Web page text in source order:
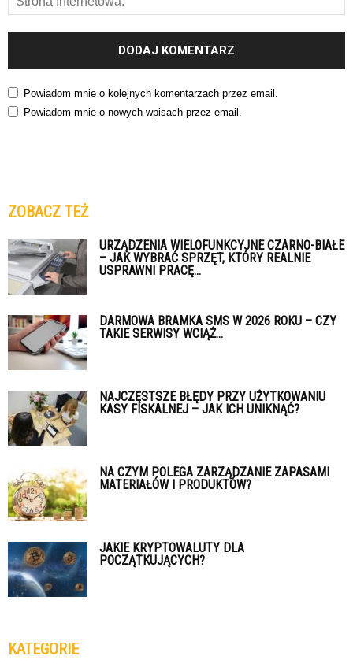
Powiadom mnie o kolejnych komentarzach przez email.
Powiadom mnie o nowych wpisach przez email.
ZOBACZ TEŻ
URZĄDZENIA WIELOFUNKCYJNE CZARNO-BIAŁE
– JAK WYBRAĆ SPRZĘT, KTÓRY REALNIE
USPRAWNI PRACĘ...
DARMOWA BRAMKA SMS W 2026 ROKU – CZY
TAKIE SERWISY WCIĄŻ...
NAJCZĘSTSZE BŁĘDY PRZY UŻYTKOWANIU
KASY FISKALNEJ – JAK ICH UNIKNĄĆ?
NA CZYM POLEGA ZARZĄDZANIE ZAPASAMI
MATERIAŁÓW I PRODUKTÓW?
JAKIE KRYPTOWALUTY DLA
POCZĄTKUJĄCYCH?
KATEGORIE